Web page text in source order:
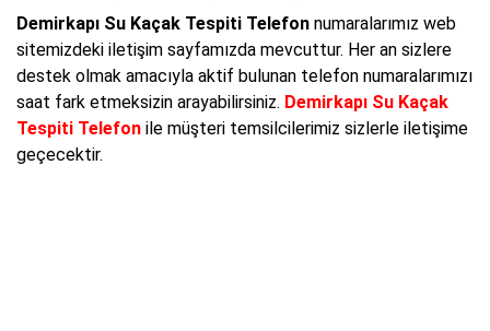
Demirkapı Su Kaçak Tespiti Telefon numaralarımız web
sitemizdeki iletişim sayfamızda mevcuttur. Her an sizlere
destek olmak amacıyla aktif bulunan telefon numaralarımızı
saat fark etmeksizin arayabilirsiniz. Demirkapı Su Kaçak
Tespiti Telefon ile müşteri temsilcilerimiz sizlerle iletişime
geçecektir.